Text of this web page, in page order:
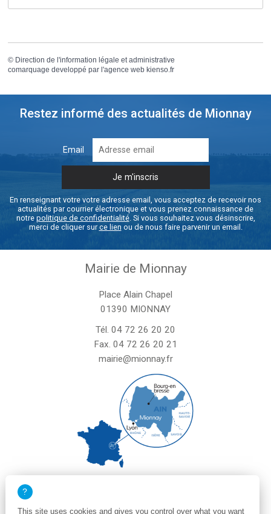
© Direction de l'information légale et administrative
comarquage developpé par l'agence web kienso.fr
Restez informé des actualités de Mionnay
Email
En renseignant votre votre adresse email, vous acceptez de recevoir nos
actualités par courrier électronique et vous prenez connaissance de
notre politique de confidentialité. Si vous souhaitez vous désinscrire,
merci de cliquer surce lien ou de nous faire parvenir un email.
Mairie de Mionnay
Place Alain Chapel
01390 MIONNAY
Tél. 04 72 26 20 20
Fax. 04 72 26 20 21
mairie@mionnay.fr
This site uses cookies and gives you control over what you want